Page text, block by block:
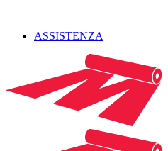
ASSISTENZA